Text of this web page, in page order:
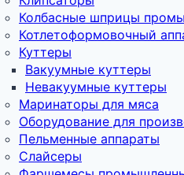
Колбасные шприцы
Котлетоформовочный
Куттеры
Вакуумные куттеры
Невакуумные куттеры
Маринаторы для мяса
Оборудование для
Пельменные аппараты
Слайсеры